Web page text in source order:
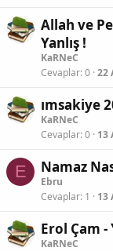
Allah ve
Yanlış !
KaRNeC
Cevaplar 0 22
ımsakiye
KaRNeC
Cevaplar 0 13
E Namaz
Ebru
Cevaplar 1 13
Erol Çam
KaRNeC